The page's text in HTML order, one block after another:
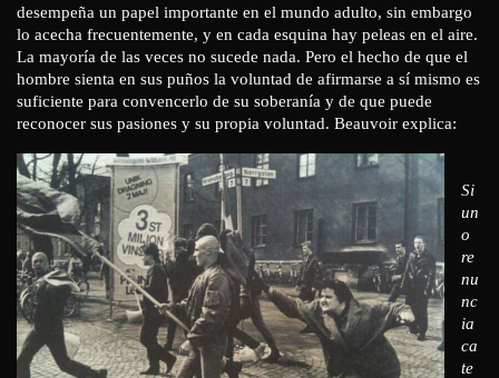
desempeña un papel importante en el mundo adulto, sin embargo
lo acecha frecuentemente, y en cada esquina hay peleas en el aire.
La mayoría de las veces no sucede nada. Pero el hecho de que el
hombre sienta en sus puños la voluntad de afirmarse a sí mismo es
suficiente para convencerlo de su soberanía y de que puede
reconocer sus pasiones y su propia voluntad. Beauvoir explica:
Si
un
o
re
nu
nc
ia
ca
te